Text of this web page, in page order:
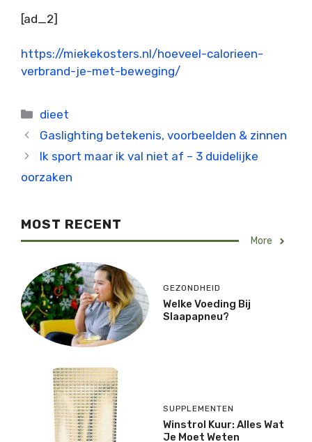
[ad_2]
https://miekekosters.nl/hoeveel-calorieen-
verbrand-je-met-beweging/
Categorieën
dieet
Gaslighting betekenis, voorbeelden & zinnen
Ik sport maar ik val niet af – 3 duidelijke
oorzaken
MOST RECENT
More
GEZONDHEID
Welke Voeding Bij
Slaapapneu?
SUPPLEMENTEN
Winstrol Kuur: Alles Wat
Je Moet Weten